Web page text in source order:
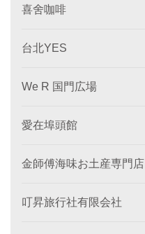
喜舍咖啡
台北YES
We R 国門広場
愛在埠頭館
金師傅海味お土産専門店
叮昇旅行社有限会社